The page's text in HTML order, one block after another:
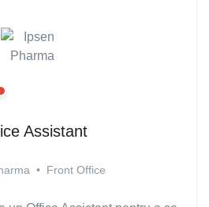
Assistant
• Front Office